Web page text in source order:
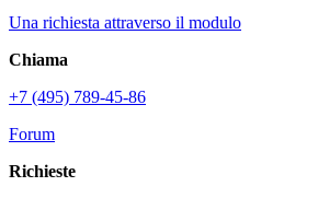
Una richiesta attraverso il modulo
Chiama
+7 (495) 789-45-86
Forum
Richieste